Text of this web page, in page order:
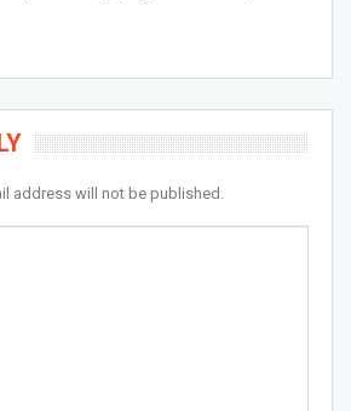
address will not be published.